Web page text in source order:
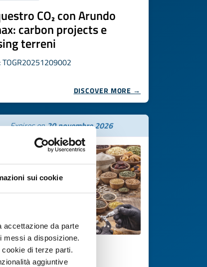
sui cookie
accettazione da parte
messi a disposizione.
cookie di terze parti.
aggiuntive
CO₂ con Arundo
carbon projects e
terreni
TOGR20251209002
DISCOVER MORE →
Expires on20 novembre 2026
request